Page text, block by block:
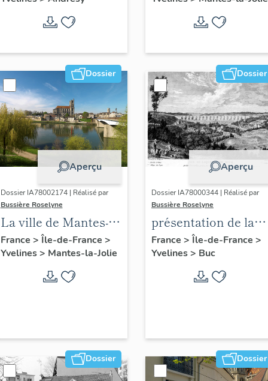
Dossier
Aperçu
Dossier IA78002174 | Réalisé par
Bussière Roselyne
La ville de Mantes-la-
Jolie
France > Île-de-France >
Yvelines> Mantes-la-Jolie
Dossier
Aperçu
Dossier IA78000344 | Réalisé par
Bussière Roselyne
présentation de la
commune de Buc
France > Île-de-France >
Yvelines> Buc
Dossier Dossier